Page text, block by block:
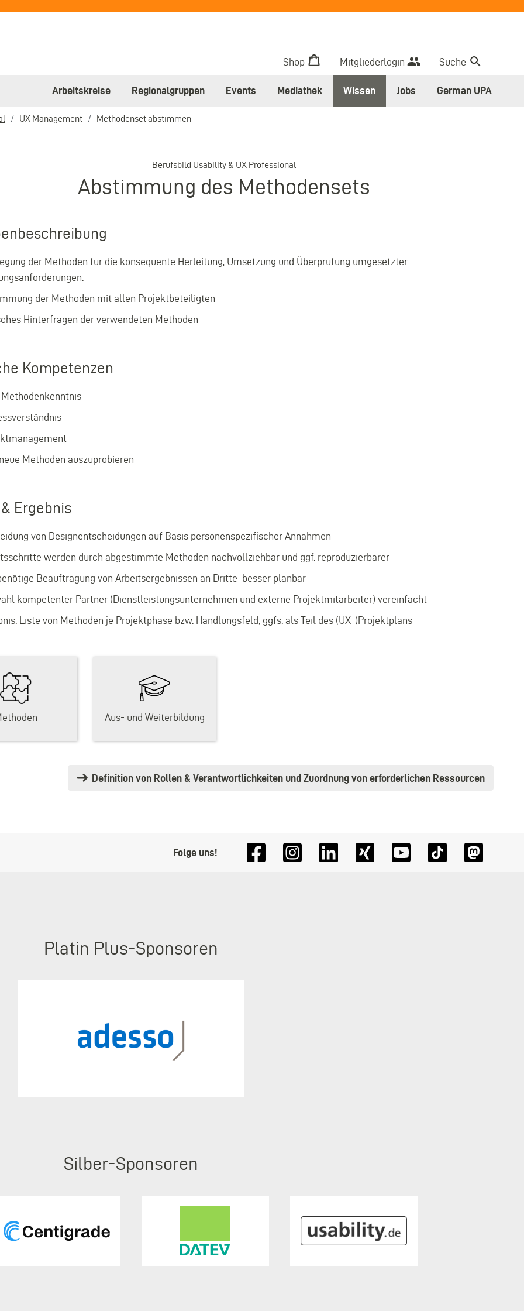
Shop Mitgliederlogin Suche
Arbeitskreise Regionalgruppen Events Mediathek Wissen Jobs German UPA
UX Management Methodenset abstimmen
Berufsbild Usability & UX Professional
Abstimmung des Methodensets
der Methoden für die konsequente Herleitung, Umsetzung und Überprüfung umgesetzter
der Methoden mit allen Projektbeteiligten
Hinterfragen der verwendeten Methoden
Kompetenzen
Methodenkenntnis
Methoden auszuprobieren
Ergebnis
von Designentscheidungen auf Basis personenspezifischer Annahmen
werden durch abgestimmte Methoden nachvollziehbar und ggf. reproduzierbarer
Beauftragung von Arbeitsergebnissen an Dritte besser planbar
kompetenter Partner (Dienstleistungsunternehmen und externe Projektmitarbeiter) vereinfacht
Liste von Methoden je Projektphase bzw. Handlungsfeld, ggfs. als Teil des (UX-)Projektplans
Aus- und Weiterbildung
Definition von Rollen & Verantwortlichkeiten und Zuordnung von erforderlichen Ressourcen
Folge uns!
Silber
Platin Plus